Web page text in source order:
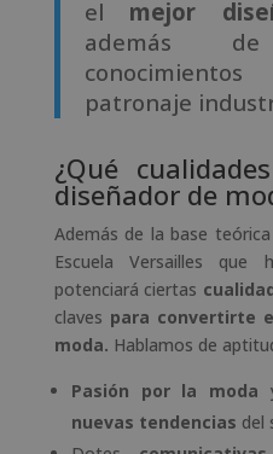
el mejor
además de
patronaje
¿Qué
diseñador de
Además de la base
Escuela Versailles que
potenciará ciertas
claves para convertirte
moda. Hablamos de
Pasión por la moda
nuevas tendencias del